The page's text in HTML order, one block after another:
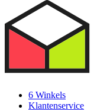
6 Winkels
Klantenservice